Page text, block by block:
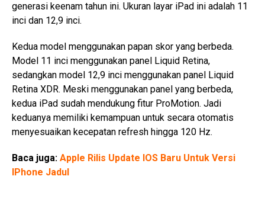
generasi keenam tahun ini. Ukuran layar iPad ini adalah 11
inci dan 12,9 inci.
Kedua model menggunakan papan skor yang berbeda.
Model 11 inci menggunakan panel Liquid Retina,
sedangkan model 12,9 inci menggunakan panel Liquid
Retina XDR. Meski menggunakan panel yang berbeda,
kedua iPad sudah mendukung fitur ProMotion. Jadi
keduanya memiliki kemampuan untuk secara otomatis
menyesuaikan kecepatan refresh hingga 120 Hz.
Baca juga: Apple Rilis Update IOS Baru Untuk Versi
IPhone Jadul